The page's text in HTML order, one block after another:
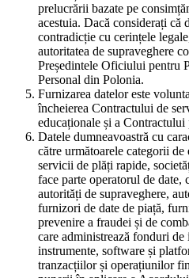
prelucrării bazate pe
acestuia. Dacă considerați că
contradicție cu cerințele
autoritatea de supraveghere
Președintele Oficiului pentru
Personal din Polonia.
Furnizarea datelor este
încheierea Contractului de
educaționale și a
Datele dumneavoastră cu
către următoarele categorii
servicii de plăți rapide,
face parte operatorul de date,
autorități de supraveghere,
furnizori de date de piață,
prevenire a fraudei și de
care administrează fonduri
instrumente, software și
tranzacțiilor și operațiunilor